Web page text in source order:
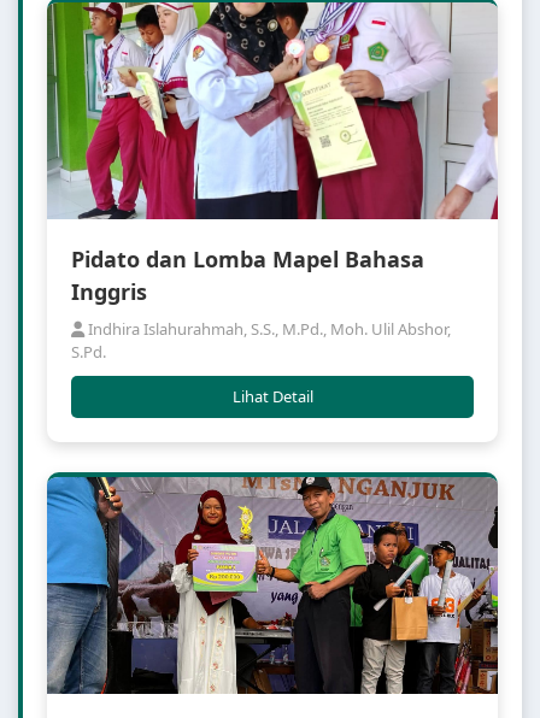
Pidato dan Lomba Mapel Bahasa
Inggris
Indhira Islahurahmah, S.S., M.Pd., Moh. Ulil Abshor,
S.Pd.
Lihat Detail